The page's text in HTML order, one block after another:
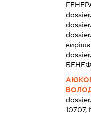
10707,